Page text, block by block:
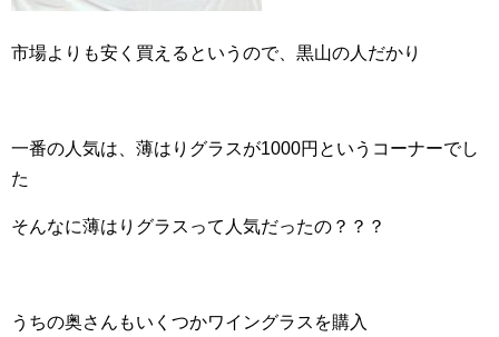
市場よりも安く買えるというので、黒山の人だかり
一番の人気は、薄はりグラスが1000円というコーナーでし
た
そんなに薄はりグラスって人気だったの？？？
うちの奥さんもいくつかワイングラスを購入